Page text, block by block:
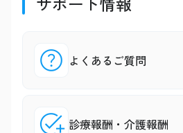
よくあるご質問
診療報酬・介護報酬